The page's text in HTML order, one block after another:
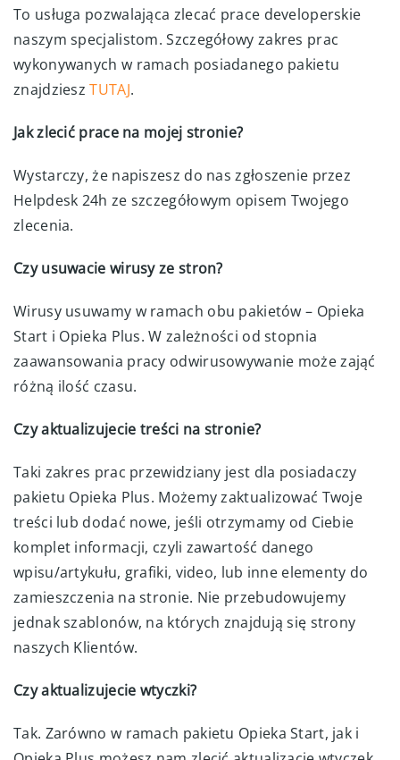
To usługa pozwalająca zlecać prace developerskie
naszym specjalistom. Szczegółowy zakres prac
wykonywanych w ramach posiadanego pakietu
znajdzieszTUTAJ.
Jak zlecić prace na mojej stronie?
Wystarczy, że napiszesz do nas zgłoszenie przez
Helpdesk 24h ze szczegółowym opisem Twojego
zlecenia.
Czy usuwacie wirusy ze stron?
Wirusy usuwamy w ramach obu pakietów – Opieka
Start i Opieka Plus. W zależności od stopnia
zaawansowania pracy odwirusowywanie może zająć
różną ilość czasu.
Czy aktualizujecie treści na stronie?
Taki zakres prac przewidziany jest dla posiadaczy
pakietu Opieka Plus. Możemy zaktualizować Twoje
treści lub dodać nowe, jeśli otrzymamy od Ciebie
komplet informacji, czyli zawartość danego
wpisu/artykułu, grafiki, video, lub inne elementy do
zamieszczenia na stronie. Nie przebudowujemy
jednak szablonów, na których znajdują się strony
naszych Klientów.
Czy aktualizujecie wtyczki?
Tak. Zarówno w ramach pakietu Opieka Start, jak i